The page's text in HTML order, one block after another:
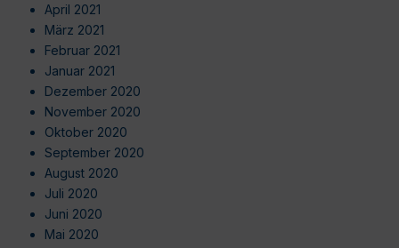
April 2021
März 2021
Februar 2021
Januar 2021
Dezember 2020
November 2020
Oktober 2020
September 2020
August 2020
Juli 2020
Juni 2020
Mai 2020